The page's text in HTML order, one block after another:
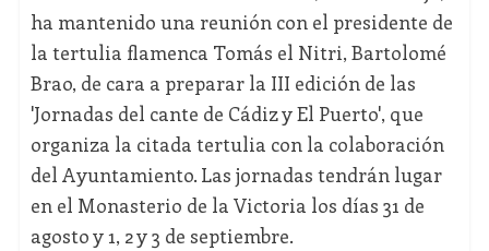
ha mantenido una reunión con el presidente de
la tertulia flamenca Tomás el Nitri, Bartolomé
Brao, de cara a preparar la III edición de las
'Jornadas del cante de Cádiz y El Puerto', que
organiza la citada tertulia con la colaboración
del Ayuntamiento. Las jornadas tendrán lugar
en el Monasterio de la Victoria los días 31 de
agosto y 1, 2 y 3 de septiembre.